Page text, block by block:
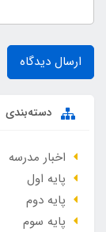
ارسال دیدگاه
دسته‌بندی
اخبار مدرسه
پایه اول
پایه دوم
پایه سوم